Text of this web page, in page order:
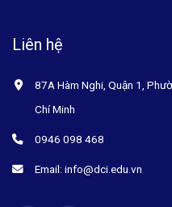
Liên hệ
87A Hàm Nghi, Quận 1,
Chí Minh
0946 098 468
Email: info@dci.edu.vn